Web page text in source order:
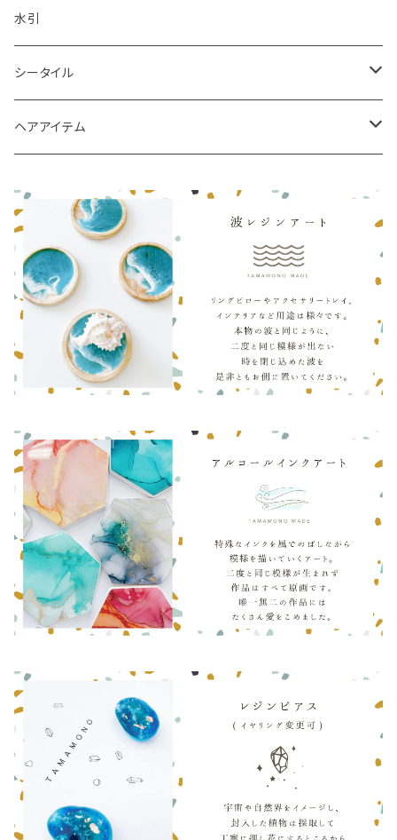
水引
シータイル
シータイルピアス
ヘアアイテム